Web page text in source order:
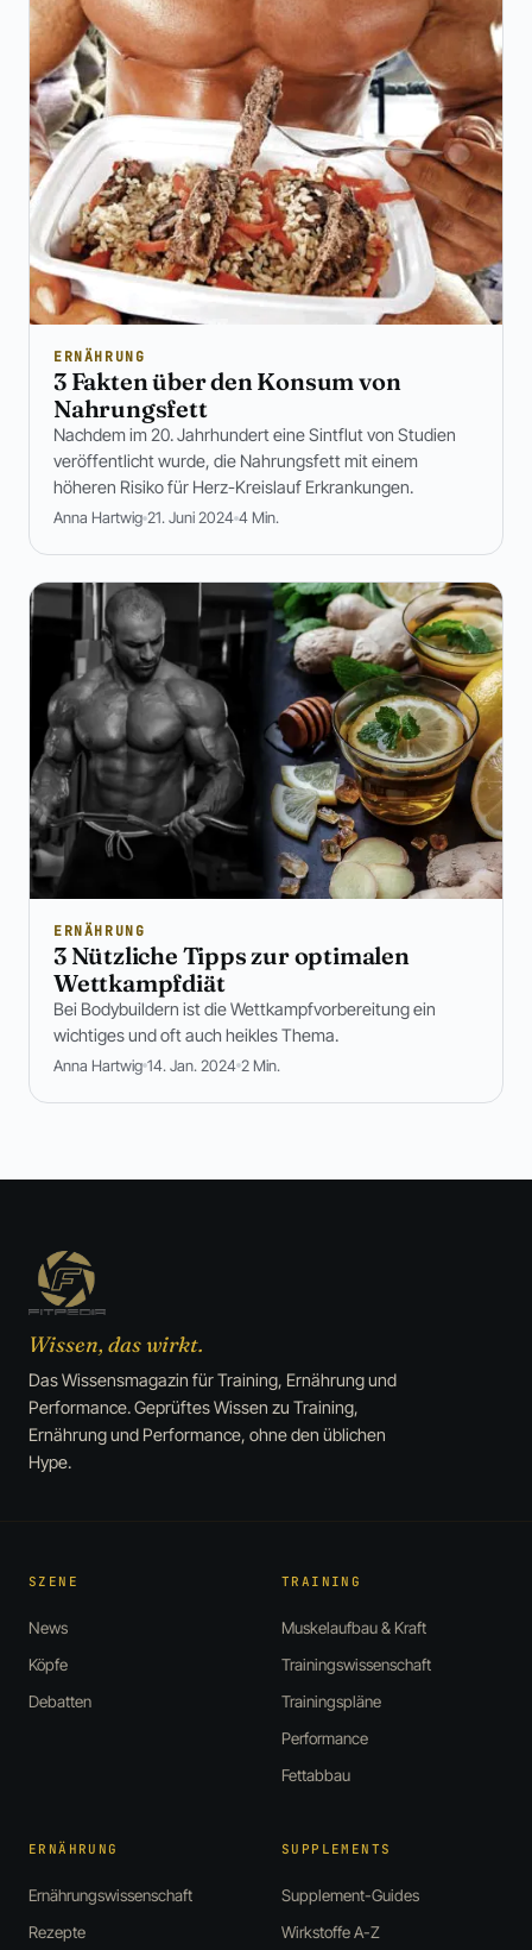
ERNÄHRUNG
3 Fakten über den Konsum von
Nahrungsfett
Nachdem im 20. Jahrhundert eine Sintflut von Studien
veröffentlicht wurde, die Nahrungsfett mit einem
höheren Risiko für Herz-Kreislauf Erkrankungen.
Anna Hartwig 21. Juni 2024 4 Min.
ERNÄHRUNG
3 Nützliche Tipps zur optimalen
Wettkampfdiät
Bei Bodybuildern ist die Wettkampfvorbereitung ein
wichtiges und oft auch heikles Thema.
Anna Hartwig 14. Jan. 2024 2 Min.
Wissen, das wirkt.
Das Wissensmagazin für Training, Ernährung und
Performance. Geprüftes Wissen zu Training,
Ernährung und Performance, ohne den üblichen
Hype.
SZENE
News
Köpfe
Debatten
TRAINING
Muskelaufbau & Kraft
Trainingswissenschaft
Trainingspläne
Performance
Fettabbau
ERNÄHRUNG
Ernährungswissenschaft
Rezepte
SUPPLEMENTS
Supplement-Guides
Wirkstoffe A-Z